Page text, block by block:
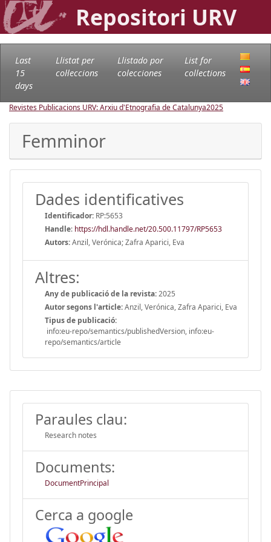
Repositori URV
Last
15
days
Llistat per
col·leccions
Llistado por
colecciones
List for
collections
Revistes Publicacions URV: Arxiu d'Etnografia de Catalunya2025
Femminor
Dades identificatives
Identificador: RP:5653
Handle: https://hdl.handle.net/20.500.11797/RP5653
Autors:Anzil, Verónica; Zafra Aparici, Eva
Altres:
Any de publicació de la revista:2025
Autor segons l'article:Anzil, Verónica, Zafra Aparici, Eva
Tipus de publicació:
info:eu-repo/semantics/publishedVersion, info:eu-
repo/semantics/article
Paraules clau:
Research notes
Documents:
DocumentPrincipal
Cerca a google